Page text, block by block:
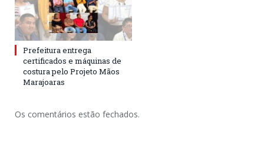
Prefeitura entrega
certificados e máquinas de
costura pelo Projeto Mãos
Marajoaras
Os comentários estão fechados.